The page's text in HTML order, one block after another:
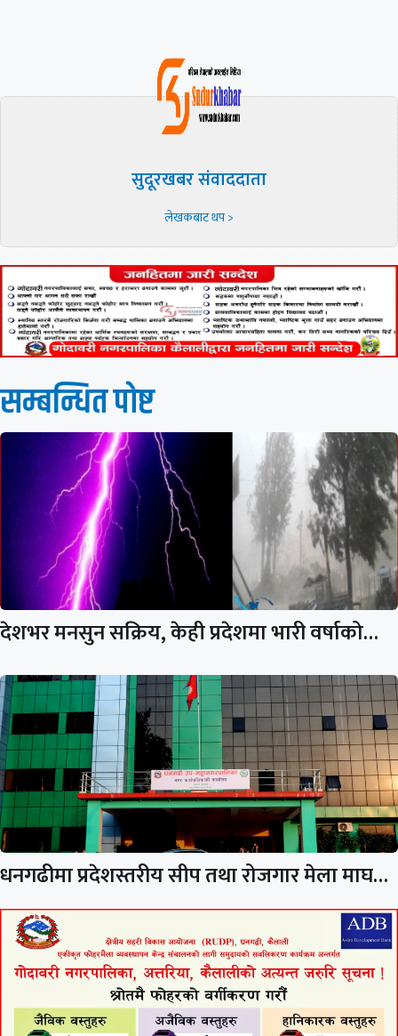
सुदूरखबर संवाददाता
लेखकबाट थप >
सम्बन्धित पाेष्ट
देशभर मनसुन सक्रिय, केही प्रदेशमा भारी वर्षाको…
धनगढीमा प्रदेशस्तरीय सीप तथा रोजगार मेला माघ…